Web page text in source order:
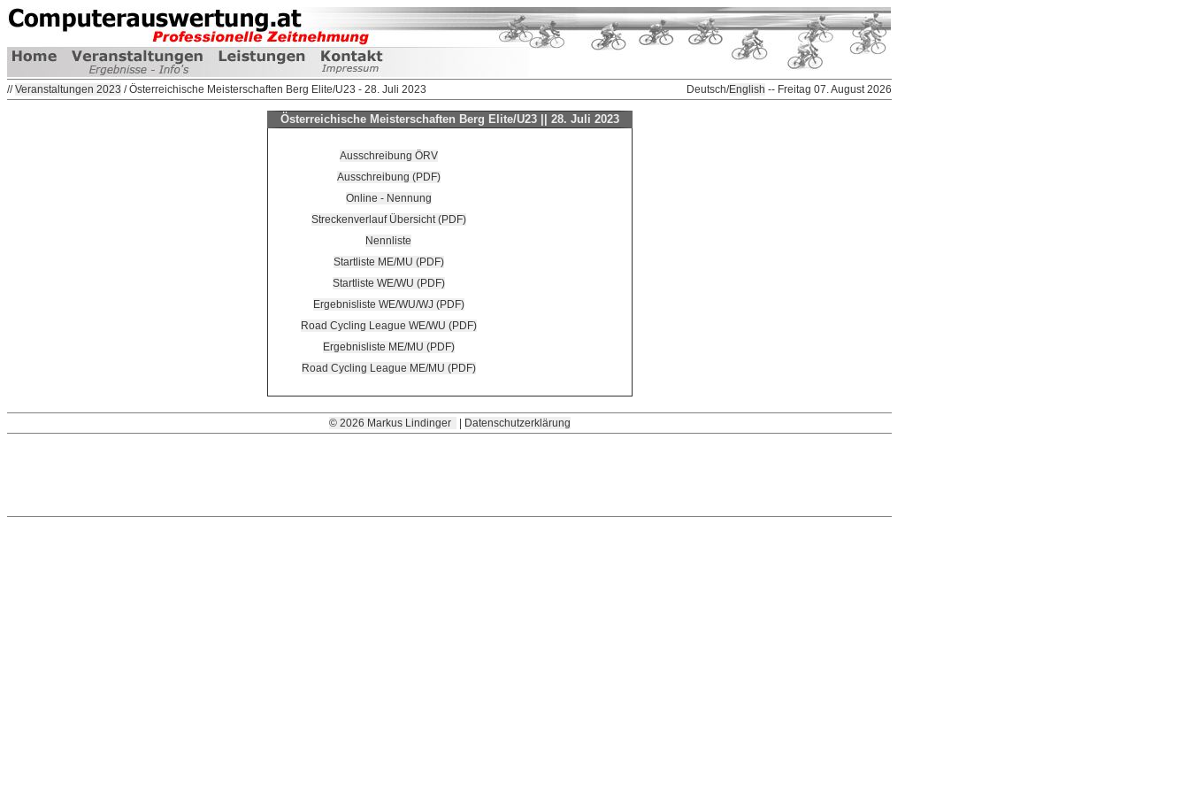
//Veranstaltungen 2023 / Österreichische Meisterschaften Berg Elite/U23 - 28. Juli 2023 Deutsch/English -- Freitag 07. August 2026
Österreichische Meisterschaften Berg Elite/U23 || 28. Juli 2023
Ausschreibung ÖRV
Ausschreibung (PDF)
Online - Nennung
Streckenverlauf Übersicht (PDF)
Nennliste
Startliste ME/MU (PDF)
Startliste WE/WU (PDF)
Ergebnisliste WE/WU/WJ (PDF)
Road Cycling League WE/WU (PDF)
Ergebnisliste ME/MU (PDF)
Road Cycling League ME/MU (PDF)
© 2026 Markus Lindinger Datenschutzerklärung